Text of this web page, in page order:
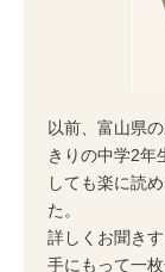
以前、富山県
きりの中学2年
しても楽に読
た。
詳しくお聞き
手にもって一